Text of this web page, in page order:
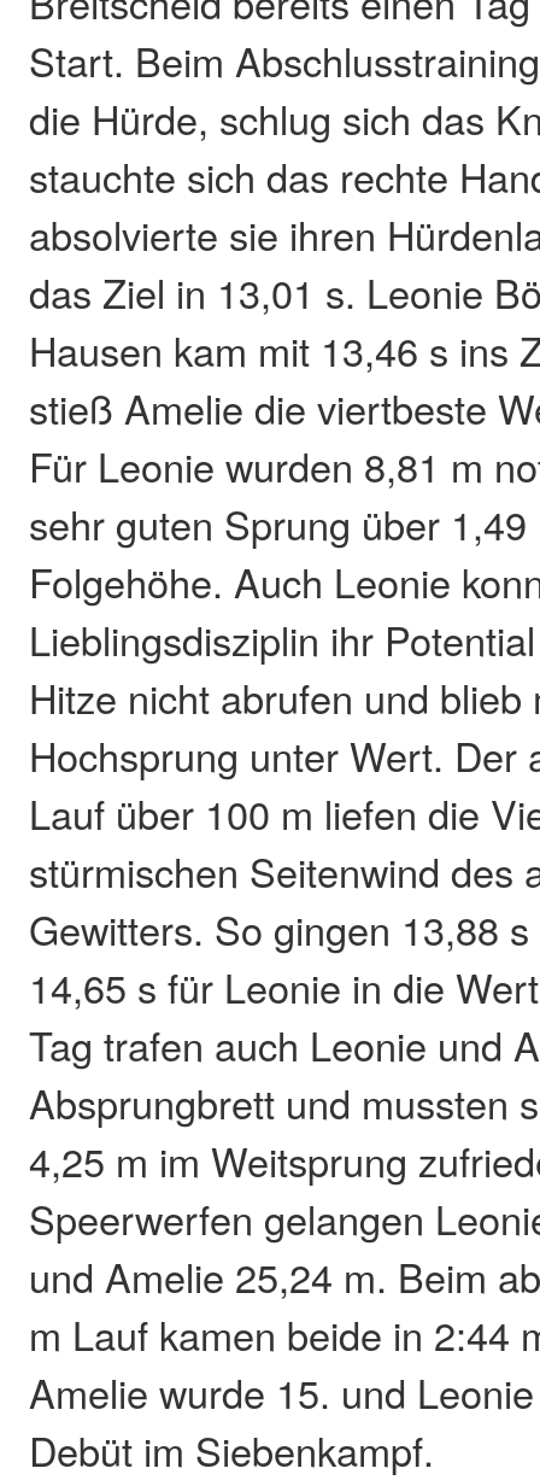
Start. Beim
die Hürde, schlug sich das
stauchte sich das rechte
absolvierte sie ihren
das Ziel in 13,01 s. Leonie
Hausen kam mit 13,46 s ins
stieß Amelie die viertbeste
Für Leonie wurden 8,81 m
sehr guten Sprung über
Folgehöhe. Auch Leonie
Lieblingsdisziplin ihr
Hitze nicht abrufen und blieb
Hochsprung unter Wert. Der
Lauf über 100 m liefen die
stürmischen Seitenwind des
Gewitters. So gingen 13,88
14,65 s für Leonie in die
Tag trafen auch Leonie und
Absprungbrett und mussten
4,25 m im Weitsprung
Speerwerfen gelangen
und Amelie 25,24 m. Beim
m Lauf kamen beide in 2:44
Amelie wurde 15. und
Debüt im Siebenkampf.